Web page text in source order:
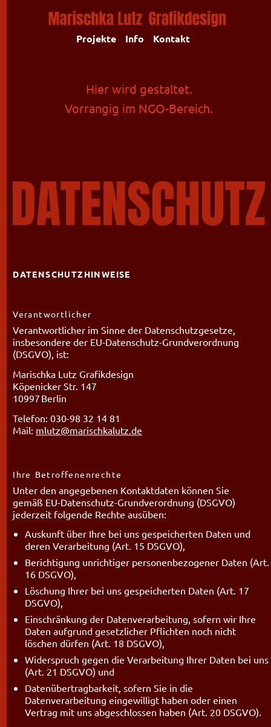
Projekte Info Kontakt
Hier wird gestaltet.
Vorrangig im NGO-Bereich.
DATENSCHUTZHINWEISE
Verantwortlicher
Verantwortlicher im Sinne der Datenschutzgesetze,
insbesondere der EU-Datenschutz-Grundverordnung
(DSGVO), ist:
Marischka Lutz Grafikdesign
Köpenicker Str. 147
10997 Berlin
Telefon: 030-98 32 14 81
Mail: mlutz@marischkalutz.de
Ihre Betroffenenrechte
Unter den angegebenen Kontaktdaten können Sie
gemäß EU-Datenschutz-Grundverordnung (DSGVO)
jederzeit folgende Rechte ausüben:
Auskunft über Ihre bei uns gespeicherten Daten und
deren Verarbeitung (Art. 15 DSGVO),
Berichtigung unrichtiger personenbezogener Daten (Art.
16 DSGVO),
Löschung Ihrer bei uns gespeicherten Daten (Art. 17
DSGVO),
Einschränkung der Datenverarbeitung, sofern wir Ihre
Daten aufgrund gesetzlicher Pflichten noch nicht
löschen dürfen (Art. 18 DSGVO),
Widerspruch gegen die Verarbeitung Ihrer Daten bei uns
(Art. 21 DSGVO) und
Datenübertragbarkeit, sofern Sie in die
Datenverarbeitung eingewilligt haben oder einen
Vertrag mit uns abgeschlossen haben (Art. 20 DSGVO).